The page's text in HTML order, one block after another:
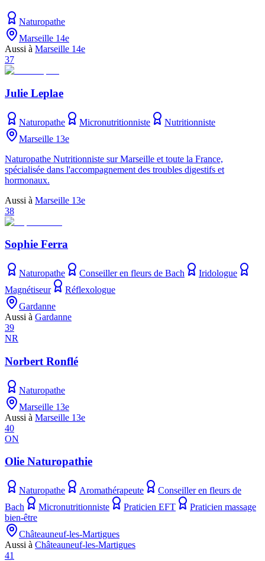
Naturopathe
Marseille 14e
Aussi à Marseille 14e
37
Julie Leplae
Naturopathe Micronutritionniste
Nutritionniste
Marseille 13e
Naturopathe Nutritionniste sur Marseille et toute la France,
spécialisée dans l'accompagnement des troubles digestifs et
hormonaux.
Aussi à Marseille 13e
38
Sophie Ferra
Naturopathe Conseiller en fleurs de Bach
Iridologue
Magnétiseur
Réflexologue
Gardanne
Aussi à Gardanne
39
NR
Norbert Ronflé
Naturopathe
Marseille 13e
Aussi à Marseille 13e
40
ON
Olie Naturopathie
Naturopathe Aromathérapeute
Conseiller en fleurs de
Bach
Micronutritionniste Praticien EFT
Praticien massage
bien-être
Châteauneuf-les-Martigues
Aussi à Châteauneuf-les-Martigues
41